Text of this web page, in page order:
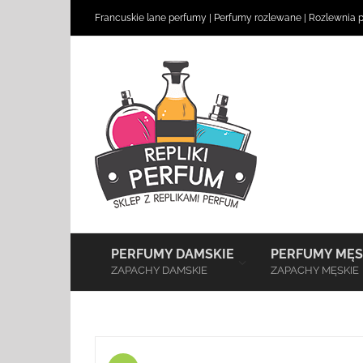
Francuskie lane perfumy Perfumy rozlewane Rozlewnia
PERFUMY DAMSKIE
ZAPACHY DAMSKIE
PERFUMY
ZAPACHY MĘSKIE